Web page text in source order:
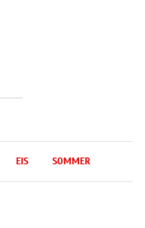
EIS SOMMER